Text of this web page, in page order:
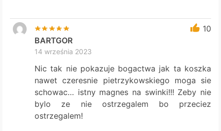
10
BARTGOR
14 września 2023
Nic tak nie pokazuje bogactwa jak ta koszka
nawet czeresnie pietrzykowskiego moga sie
schowac… istny magnes na swinki!!! Zeby nie
bylo ze nie ostrzegalem bo przeciez
ostrzegalem!